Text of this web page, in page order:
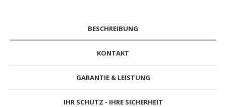
BESCHREIBUNG
KONTAKT
GARANTIE & LEISTUNG
IHR SCHUTZ - IHRE SICHERHEIT